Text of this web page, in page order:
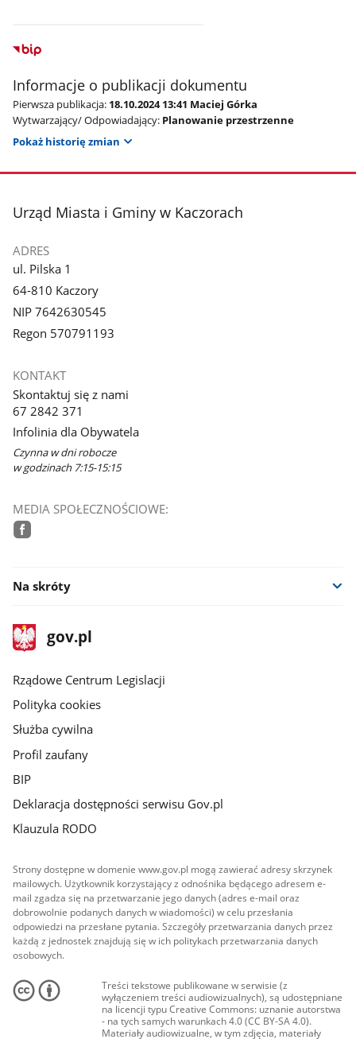
Informacje o publikacji dokumentu
Pierwsza publikacja: 18.10.2024 13:41 Maciej Górka
Wytwarzający/ Odpowiadający: Planowanie przestrzenne
Pokaż historię zmian
stopka
Urząd Miasta i Gminy w Kaczorach
ADRES
ul. Pilska 1
64-810 Kaczory
NIP 7642630545
Regon 570791193
KONTAKT
Skontaktuj się z nami
67 2842 371
Infolinia dla Obywatela
Czynna w dni robocze
w godzinach 7:15-15:15
MEDIA SPOŁECZNOŚCIOWE:
Na skróty
stopka
gov.plStrona
gov.pl
Rządowe Centrum Legislacji
Polityka cookies
Służba cywilna
Profil zaufany
BIP
Deklaracja dostępności serwisu Gov.pl
Klauzula RODO
Strony dostępne w domenie www.gov.pl mogą zawierać adresy skrzynek
mailowych. Użytkownik korzystający z odnośnika będącego adresem e-
mail zgadza się na przetwarzanie jego danych (adres e-mail oraz
dobrowolnie podanych danych w wiadomości) w celu przesłania
odpowiedzi na przesłane pytania. Szczegóły przetwarzania danych przez
każdą z jednostek znajdują się w ich politykach przetwarzania danych
osobowych.
Treści tekstowe publikowane w serwisie (z
wyłączeniem treści audiowizualnych), są udostępniane
na licencji typu Creative Commons: uznanie autorstwa
- na tych samych warunkach 4.0 (CC BY-SA 4.0).
Materiały audiowizualne, w tym zdjęcia, materiały